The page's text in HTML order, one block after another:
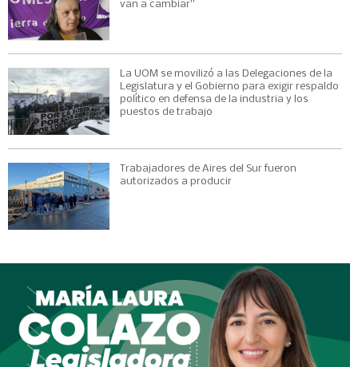
van a cambiar”
La UOM se movilizó a las Delegaciones de la
Legislatura y el Gobierno para exigir respaldo
político en defensa de la industria y los
puestos de trabajo
Trabajadores de Aires del Sur fueron
autorizados a producir